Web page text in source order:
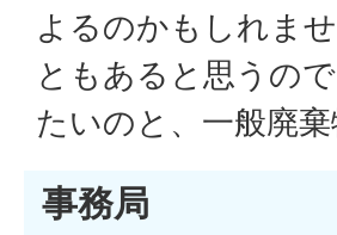
よるのかもしれま
ともあると思うの
たいのと、一般廃
事務局